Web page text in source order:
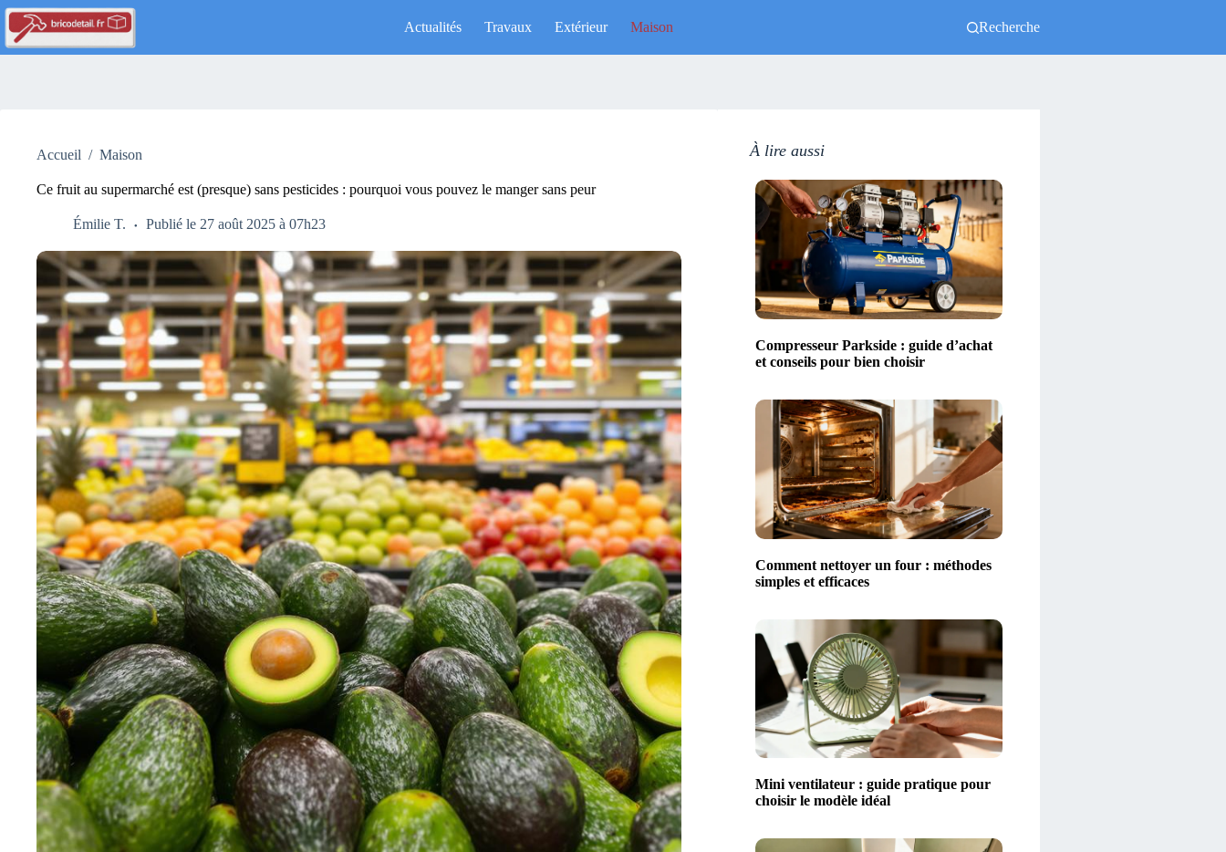
Passer
contenu
Actualités Travaux Extérieur Maison Recherche
Accueil / Maison
Ce fruit au supermarché est (presque) sans pesticides : pourquoi vous pouvez le manger sans peur
Émilie T. Publié le 27 août 2025 à 07h23
À lire aussi
Compresseur Parkside : guide d’achat
et conseils pour bien choisir
Comment nettoyer un four : méthodes
simples et efficaces
Mini ventilateur : guide pratique pour
choisir le modèle idéal